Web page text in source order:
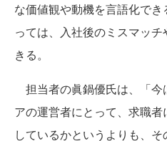
な価値観や動機を言語化で
っては、入社後のミスマッ
きる。
担当者の眞鍋優氏は、「今
アの運営者にとって、求職
しているかというよりも、